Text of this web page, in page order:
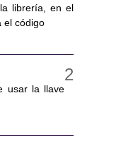
librería, en el
el código
usar la llave